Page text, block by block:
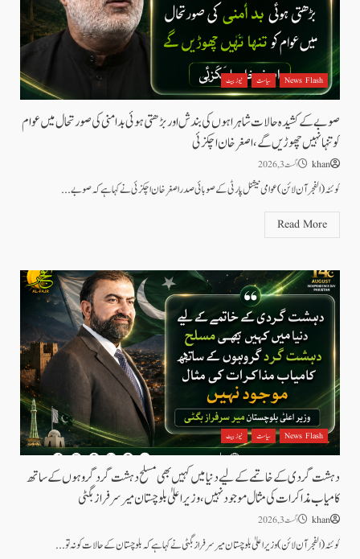
News Flash سیاست نیوز بیٹ
صوبے کے کشیدہ حالات شاہراہوں کی بندش اور بڑھتی ہوئی بد امنی کی صورتحال میں عوام
کو تنہا نہیں چھوڑیں گے، اصغر خان اچکزئی
khan اگست 3, 2026
کوئٹہ (الفجرآن لائن) عوامی نیشنل پارٹی کے صوبائی صدر اصغر خان اچکزئی نے کہا ہے کہ صوبے...
Read More
News Flash سیاست نیوز بیٹ
دہشت گردی کے خاتمے کے لیے دنیا میں کہیں بھی مسلح دہشت گرد گروہوں کے ساتھ
کامیاب مذاکرات کی مثال موجود نہیں، وزیر اعلیٰ بلوچستان میر سرفراز بگٹی
khan اگست 3, 2026
کوئٹہ(الفجرآن لائن) وزیراعلیٰ بلوچستان میر سرفراز بگٹی نے کہا ہے کہ بلوچستان کے حالات کو نہ تو...